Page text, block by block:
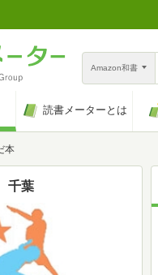
Amazon和書
読書メーターとは
本
千葉